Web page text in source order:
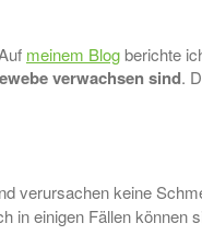
meinem Blogberichte
verwachsen sind.
verursachen keine
in einigen Fällen können